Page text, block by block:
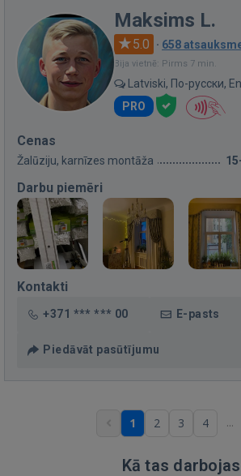
Maksims L.
5.0 · 658
Bija vietnē: Pirms 7 min.
Latviski, По-русски,
PRO
Cenas
Žalūziju, karnīzes montāža
Darbu piemēri
Kontakti
+371 *** *** 00 E-pasts
Piedāvāt pasūtījumu
1 2 3 4 ...
Kā tas darbojas